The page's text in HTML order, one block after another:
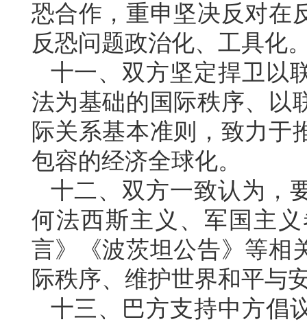
恐合作，重申坚决反对在
反恐问题政治化、工具化
十一、双方坚定捍卫以
法为基础的国际秩序、以
际关系基本准则，致力于
包容的经济全球化。
十二、双方一致认为，
何法西斯主义、军国主
言》《波茨坦公告》等相
际秩序、维护世界和平与
十三、巴方支持中方倡